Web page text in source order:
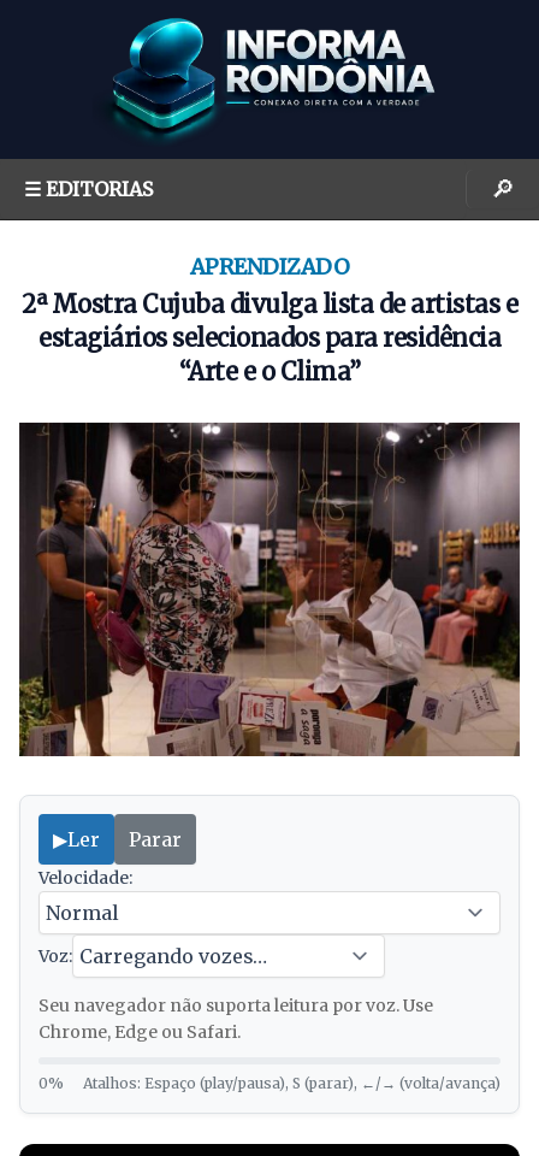
☰ EDITORIAS 🔎
APRENDIZADO
2ª Mostra Cujuba divulga lista de artistas e
estagiários selecionados para residência
“Arte e o Clima”
▶Ler Parar
Velocidade:
Voz:
Seu navegador não suporta leitura por voz. Use
Chrome, Edge ou Safari.
0% Atalhos: Espaço (play/pausa), S (parar), ←/→ (volta/avança)